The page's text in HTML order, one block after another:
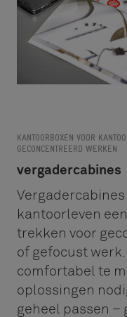
KANTOORBOXEN VOOR
GECONCENTREERD WERKEN
vergadercabines
kantoorleven
trekken voor
of gefocust
comfortabel te
oplossingen
geheel passen –